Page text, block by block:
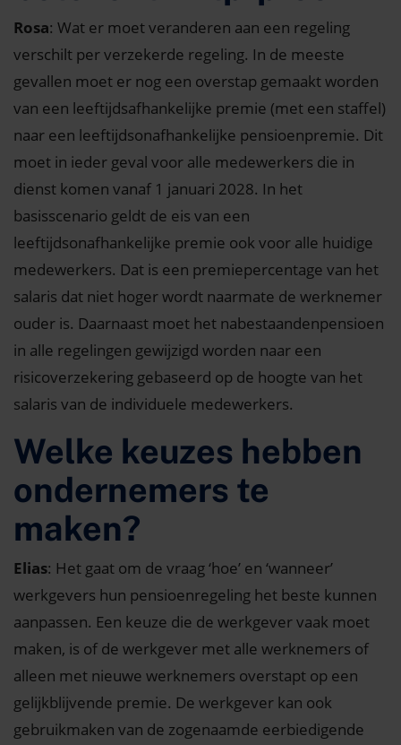
Rosa: Wat er moet veranderen aan een regeling
verschilt per verzekerde regeling. In de meeste
gevallen moet er nog een overstap gemaakt worden
van een leeftijdsafhankelijke premie (met een staffel)
naar een leeftijdsonafhankelijke pensioenpremie. Dit
moet in ieder geval voor alle medewerkers die in
dienst komen vanaf 1 januari 2028. In het
basisscenario geldt de eis van een
leeftijdsonafhankelijke premie ook voor alle huidige
medewerkers. Dat is een premiepercentage van het
salaris dat niet hoger wordt naarmate de werknemer
ouder is. Daarnaast moet het nabestaandenpensioen
in alle regelingen gewijzigd worden naar een
risicoverzekering gebaseerd op de hoogte van het
salaris van de individuele medewerkers.
Welke keuzes hebben
ondernemers te
maken?
Elias: Het gaat om de vraag ‘hoe’ en ‘wanneer’
werkgevers hun pensioenregeling het beste kunnen
aanpassen. Een keuze die de werkgever vaak moet
maken, is of de werkgever met alle werknemers of
alleen met nieuwe werknemers overstapt op een
gelijkblijvende premie. De werkgever kan ook
gebruikmaken van de zogenaamde eerbiedigende